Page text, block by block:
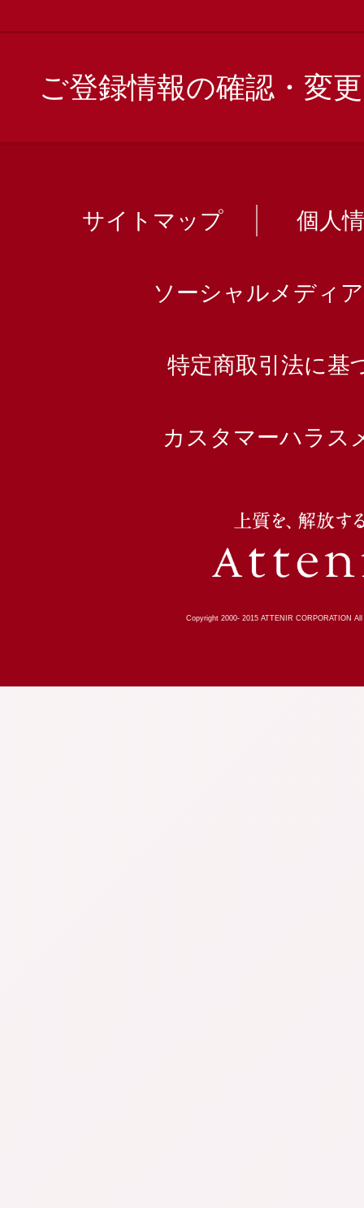
ご登録情報の確認・変更
サイトマップ 個人
ソーシャルメディ
特定商取引法に基
カスタマーハラス
Copyright 2000- 2015ATTENIR CORPORATION